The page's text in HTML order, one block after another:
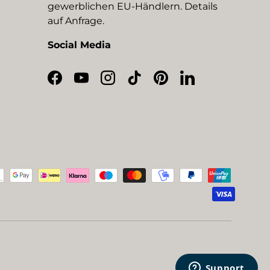
gewerblichen EU-Händlern. Details
auf Anfrage.
Social Media
Facebook
YouTubeInstagram
TikTokPinterestLinkedIn